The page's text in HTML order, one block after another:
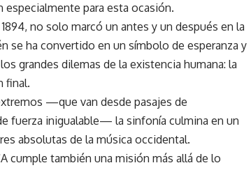
especialmente para esta ocasión.
no solo marcó un antes y un después en la
se ha convertido en un símbolo de esperanza y
grandes dilemas de la existencia humana: la
final.
—que van desde pasajes de
fuerza inigualable— la sinfonía culmina en un
absolutas de la música occidental.
cumple también una misión más allá de lo